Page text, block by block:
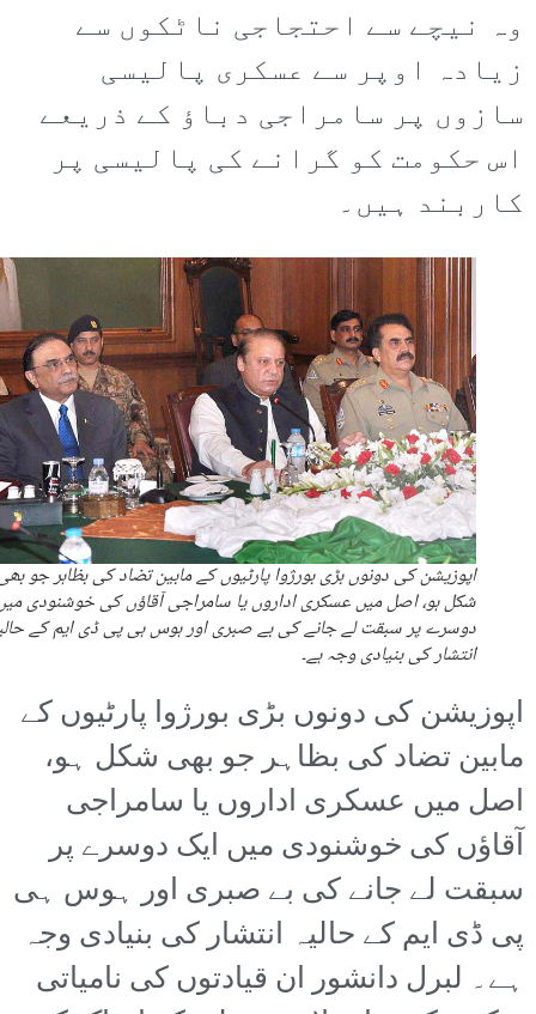
وہ نیچے سے احتجاجی ناٹکوں سے
زیادہ اوپر سے عسکری پالیسی
سازوں پر سامراجی دباؤ کے ذریعے
اس حکومت کو گرانے کی پالیسی پر
کاربند ہیں۔
اپوزیشن کی دونوں بڑی بورژوا پارٹیوں کے مابین تضاد کی بظاہر جو
شکل ہو، اصل میں عسکری اداروں یا سامراجی آقاؤں کی خوشنودی
دوسرے پر سبقت لے جانے کی بے صبری اور ہوس ہی پی ڈی ایم کے
انتشار کی بنیادی وجہ ہے۔
اپوزیشن کی دونوں بڑی بورژوا پارٹیوں کے
مابین تضاد کی بظاہر جو بھی شکل ہو،
اصل میں عسکری اداروں یا سامراجی
آقاؤں کی خوشنودی میں ایک دوسرے پر
سبقت لے جانے کی بے صبری اور ہوس ہی
پی ڈی ایم کے حالیہ انتشار کی بنیادی وجہ
ہے۔ لبرل دانشور ان قیادتوں کی نامیاتی